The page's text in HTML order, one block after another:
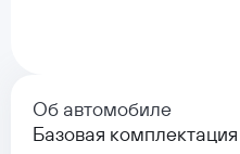
Об автомобиле
Базовая комплектация